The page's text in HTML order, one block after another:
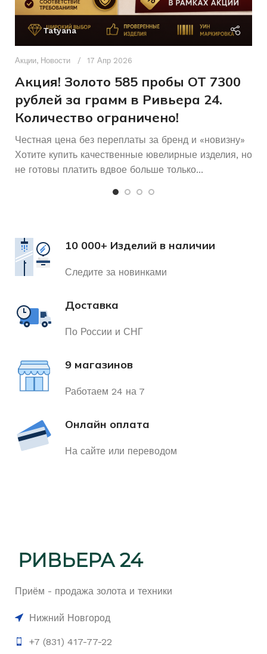
Tatyana
Акции, Новости 17 Апр 2026
Акция! Золото 585 пробы ОТ 7300
рублей за грамм в Ривьера 24.
Количество ограничено!
Честная цена без переплаты за бренд и «новизну»
Хотите купить качественные ювелирные изделия, но
не готовы платить вдвое больше только...
10 000+ Изделий в наличии
Следите за новинками
Доставка
По России и СНГ
9 магазинов
Работаем 24 на 7
Онлайн оплата
На сайте или переводом
Приём - продажа золота и техники
Нижний Новгород
+7 (831) 417-77-22